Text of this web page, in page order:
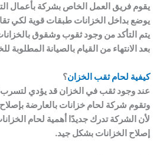
يقوم فريق العمل الخاص بشركة بأعمال
يوضع بداخل الخزانات طبقات قوية لكي
يتم التأكد من وجود ثقوب وشقوق
بعد الانتهاء من القيام بالصيانة
كيفية لحام ثقب الخزان؟
عند وجود ثقب في الخزان قد يؤدي لتسرب
وتقوم شركة لحام خزانات بالعارضة
لأن الشركة تدرك جديدًا أهمية لحام
إصلاح الخزانات بشكل جيد.